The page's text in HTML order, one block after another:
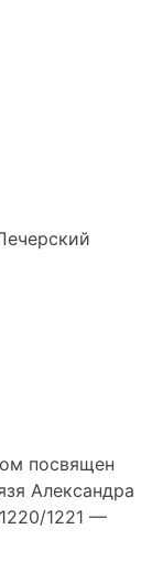
посвящен
Александра
1221 —